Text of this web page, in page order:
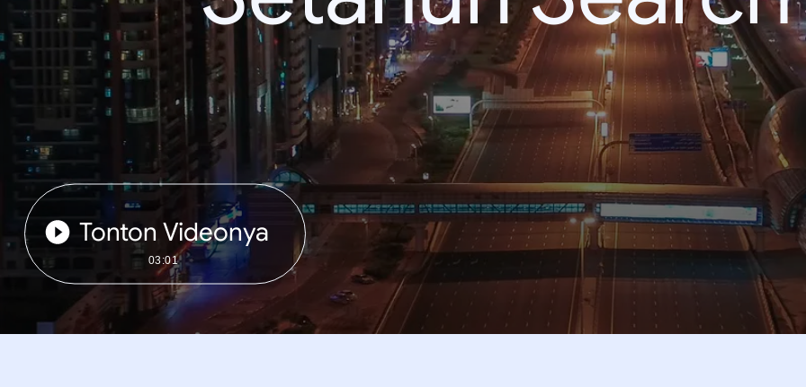
Tonton Videonya
03:01